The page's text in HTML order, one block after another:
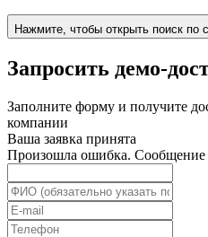
Нажмите, чтобы открыть поиск по
Запросить демо-
Заполните форму и получите
компании
Ваша заявка принята
Произошла ошибка. Сообщение